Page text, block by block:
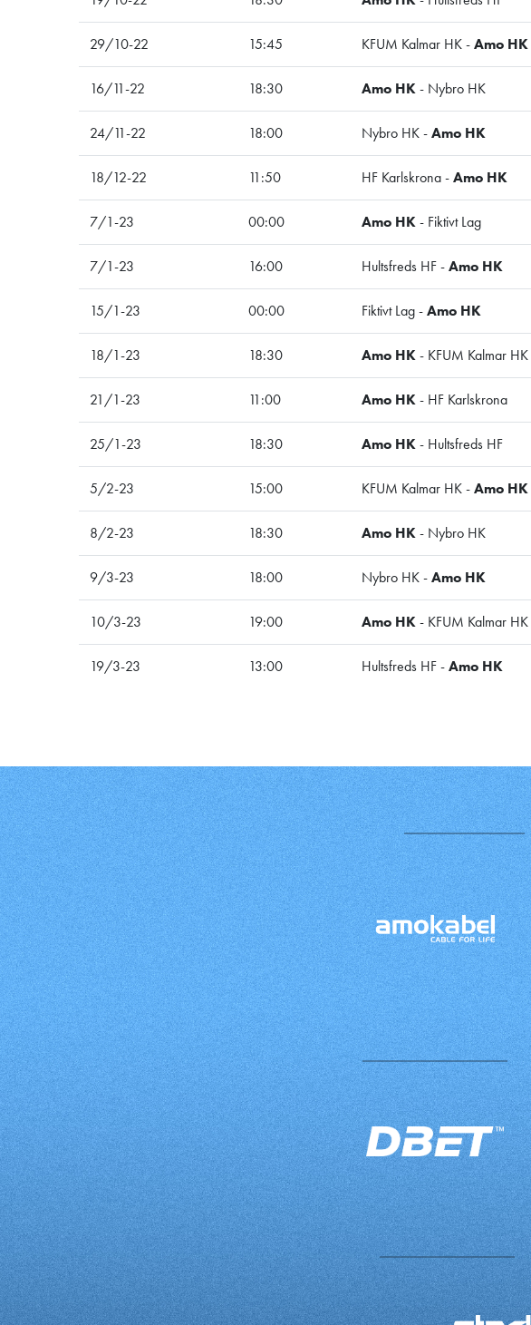
29/10-22 15:45 KFUM Kalmar HK -Amo HK
16/11-22 18:30 Amo HK- Nybro HK
24/11-22 18:00 Nybro HK -Amo HK
18/12-22 11:50 HF Karlskrona -Amo HK
7/1-23 00:00 Amo HK- Fiktivt Lag
7/1-23 16:00 Hultsfreds HF -Amo HK
15/1-23 00:00 Fiktivt Lag -Amo HK
18/1-23 18:30 Amo HK- KFUM Kalmar HK
21/1-23 11:00 Amo HK- HF Karlskrona
25/1-23 18:30 Amo HK- Hultsfreds HF
5/2-23 15:00 KFUM Kalmar HK -Amo HK
8/2-23 18:30 Amo HK- Nybro HK
9/3-23 18:00 Nybro HK -Amo HK
10/3-23 19:00 Amo HK- KFUM Kalmar HK
19/3-23 13:00 Hultsfreds HF -Amo HK